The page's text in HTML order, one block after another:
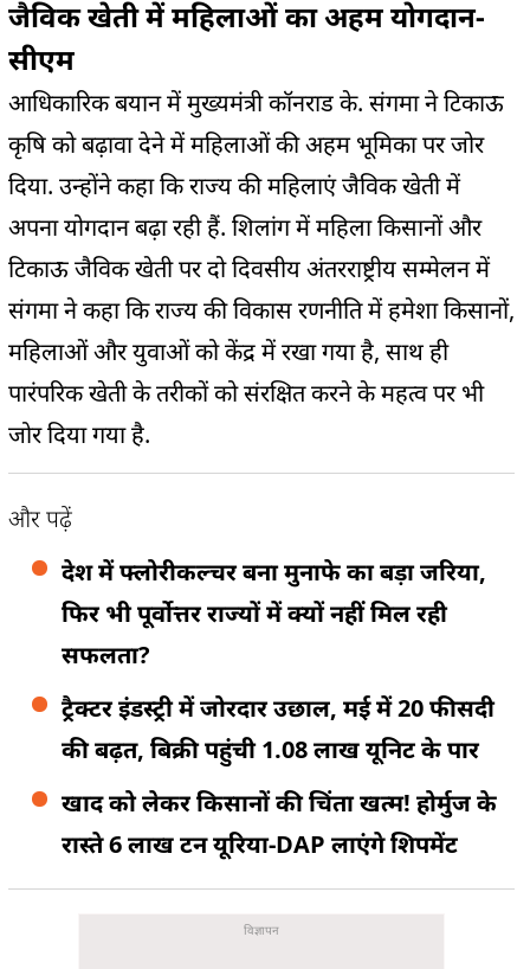
जैविक खेती में महिलाओं का अहम योगदान-
सीएम
आधिकारिक बयान में मुख्यमंत्री कॉनराड के. संगमा ने टिकाऊ
कृषि को बढ़ावा देने में महिलाओं की अहम भूमिका पर जोर
दिया. उन्होंने कहा कि राज्य की महिलाएं जैविक खेती में
अपना योगदान बढ़ा रही हैं. शिलांग में महिला किसानों और
टिकाऊ जैविक खेती पर दो दिवसीय अंतरराष्ट्रीय सम्मेलन में
संगमा ने कहा कि राज्य की विकास रणनीति में हमेशा किसानों,
महिलाओं और युवाओं को केंद्र में रखा गया है, साथ ही
पारंपरिक खेती के तरीकों को संरक्षित करने के महत्व पर भी
जोर दिया गया है.
और पढ़ें
देश में फ्लोरीकल्चर बना मुनाफे का बड़ा जरिया,
फिर भी पूर्वोत्तर राज्यों में क्यों नहीं मिल रही
सफलता?
ट्रैक्टर इंडस्ट्री में जोरदार उछाल, मई में 20 फीसदी
की बढ़त, बिक्री पहुंची 1.08 लाख यूनिट के पार
खाद को लेकर किसानों की चिंता खत्म! होर्मुज के
रास्ते 6 लाख टन यूरिया-DAP लाएंगे शिपमेंट